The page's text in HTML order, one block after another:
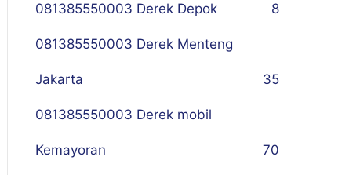
081385550003 Derek Depok 8
081385550003 Derek Menteng
Jakarta 35
081385550003 Derek mobil
Kemayoran 70